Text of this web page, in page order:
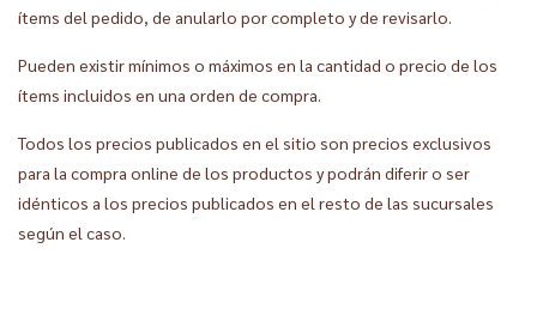
ítems del pedido, de anularlo por completo y de revisarlo.
Pueden existir mínimos o máximos en la cantidad o precio de los
ítems incluidos en una orden de compra.
Todos los precios publicados en el sitio son precios exclusivos
para la compra online de los productos y podrán diferir o ser
idénticos a los precios publicados en el resto de las sucursales
según el caso.